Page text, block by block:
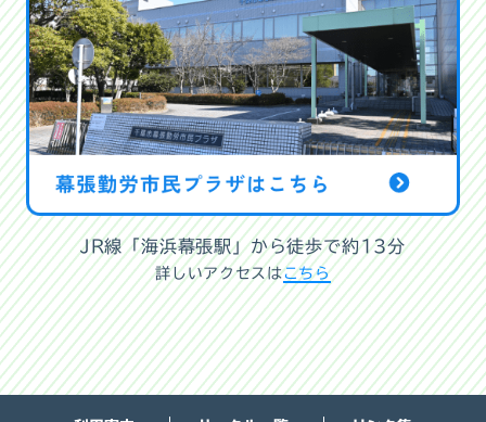
JR線「海浜幕張駅」から徒歩で約13分
詳しいアクセスはこちら